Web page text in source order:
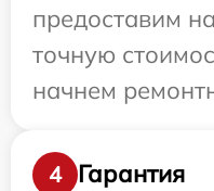
предоставим
точную
начнем
4
Гарантия